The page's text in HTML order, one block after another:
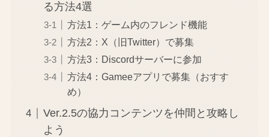
る方法4選
方法1：ゲーム内のフレンド機能
方法2：X（旧Twitter）で募集
方法3：Discordサーバーに参加
方法4：Gameeアプリで募集（おすす
め）
Ver.2.5の協力コンテンツを仲間と攻略し
よう